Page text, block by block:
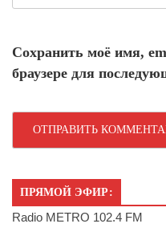
Сохранить моё имя,
браузере для
ПРЯМОЙ ЭФИР:
Radio METRO 102.4 FM